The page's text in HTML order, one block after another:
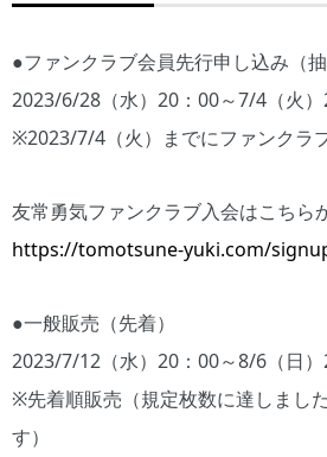
●ファンクラブ会員先行申し込み（抽
2023/6/28（水）20：00～7/4（火
※2023/7/4（火）までにファンクラ
友常勇気ファンクラブ入会はこちら
https://tomotsune-yuki.com/
●一般販売（先着）
2023/7/12（水）20：00～8/6（日
※先着順販売（規定枚数に達しまし
す）